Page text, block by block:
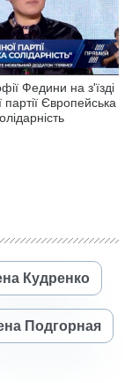
Федини на з'їзді
партії Європейська
Кудренко
Подгорная